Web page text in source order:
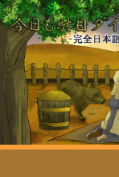
今
日
も
駄